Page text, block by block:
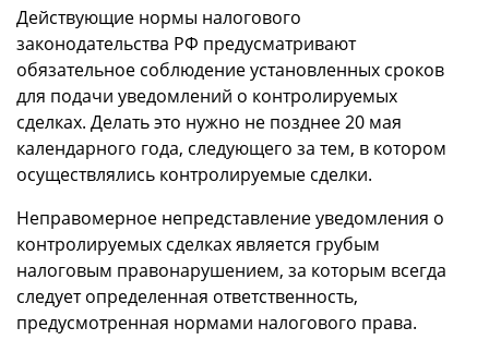
Действующие нормы налогового
законодательства РФ предусматривают
обязательное соблюдение установленных сроков
для подачи уведомлений о контролируемых
сделках. Делать это нужно не позднее 20 мая
календарного года, следующего за тем, в котором
осуществлялись контролируемые сделки.
Неправомерное непредставление уведомления о
контролируемых сделках является грубым
налоговым правонарушением, за которым всегда
следует определенная ответственность,
предусмотренная нормами налогового права.